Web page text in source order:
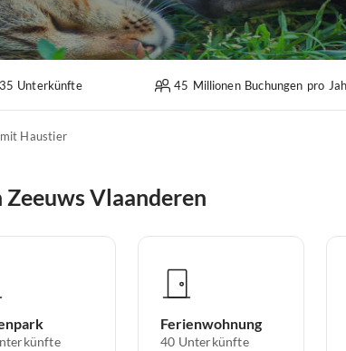
Unterkünfte 45 Millionen Buchungen pro
Haustier
Vlaanderen
Ferienwohnung
40 Unterkünfte